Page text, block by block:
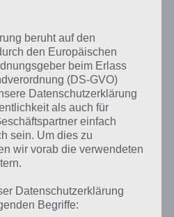
Abenteuer Spiel für Android, iPhone
im iTunes App Store zum
ist, wenn man dann
beruht auf den
den Europäischen
beim Erlass
(DS-GVO)
Datenschutzerklärung
als auch für
einfach
sein. Um dies zu
wir vorab die verwendeten
Datenschutzerklärung
Begriffe: